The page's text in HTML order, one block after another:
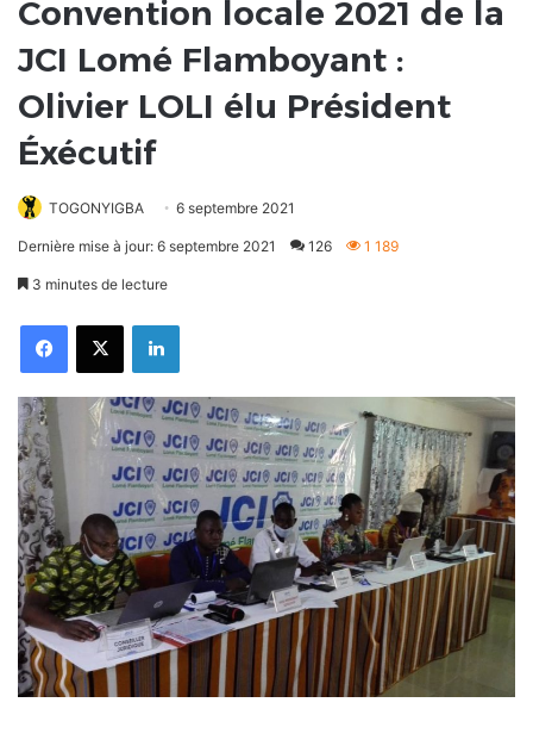
Convention locale 2021 de la
JCI Lomé Flamboyant :
Olivier LOLI élu Président
Éxécutif
TOGONYIGBA 6 septembre 2021
Dernière mise à jour: 6 septembre 2021 126 1 189
3 minutes de lecture
FacebookX Linkedin